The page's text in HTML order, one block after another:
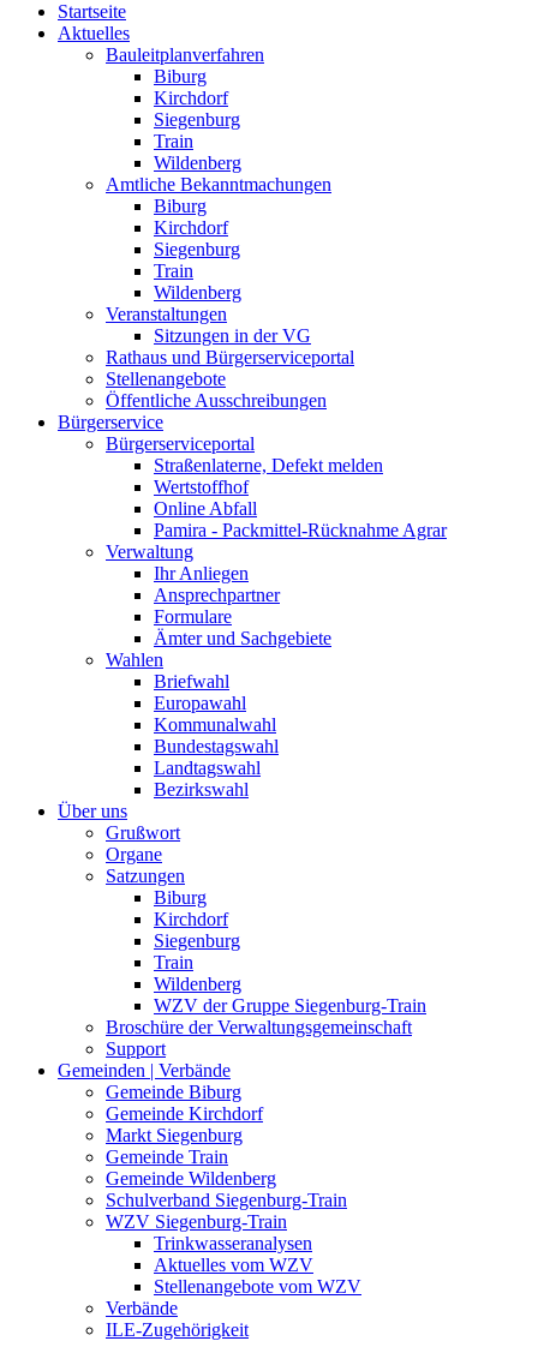
Startseite
Aktuelles
Bauleitplanverfahren
Biburg
Kirchdorf
Siegenburg
Train
Wildenberg
Amtliche Bekanntmachungen
Biburg
Kirchdorf
Siegenburg
Train
Wildenberg
Veranstaltungen
Sitzungen in der VG
Rathaus und Bürgerserviceportal
Stellenangebote
Öffentliche Ausschreibungen
Bürgerservice
Bürgerserviceportal
Straßenlaterne, Defekt melden
Wertstoffhof
Online Abfall
Pamira - Packmittel-Rücknahme Agrar
Verwaltung
Ihr Anliegen
Ansprechpartner
Formulare
Ämter und Sachgebiete
Wahlen
Briefwahl
Europawahl
Kommunalwahl
Bundestagswahl
Landtagswahl
Bezirkswahl
Über uns
Grußwort
Organe
Satzungen
Biburg
Kirchdorf
Siegenburg
Train
Wildenberg
WZV der Gruppe Siegenburg-Train
Broschüre der Verwaltungsgemeinschaft
Support
Gemeinden | Verbände
Gemeinde Biburg
Gemeinde Kirchdorf
Markt Siegenburg
Gemeinde Train
Gemeinde Wildenberg
Schulverband Siegenburg-Train
WZV Siegenburg-Train
Trinkwasseranalysen
Aktuelles vom WZV
Stellenangebote vom WZV
Verbände
ILE-Zugehörigkeit